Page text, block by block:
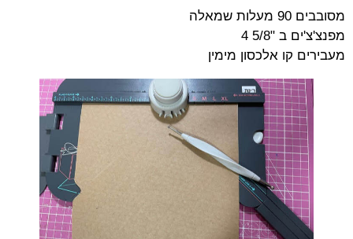
מסובבים 90 מעלות שמאלה
מפנצ'צ'ים ב "5/8 4
מעבירים קו אלכסון מימין